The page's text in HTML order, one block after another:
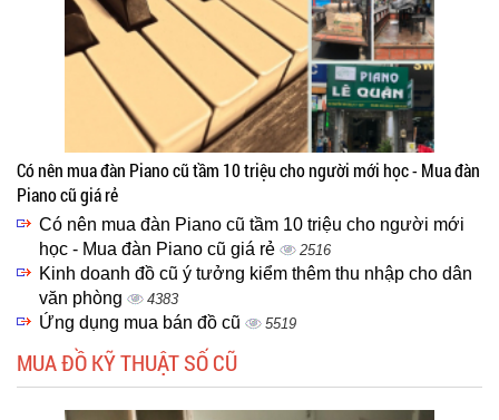
Có nên mua đàn Piano cũ tầm 10 triệu cho người mới học - Mua đàn
Piano cũ giá rẻ
Có nên mua đàn Piano cũ tầm 10 triệu cho người mới
học - Mua đàn Piano cũ giá rẻ
2516
Kinh doanh đồ cũ ý tưởng kiểm thêm thu nhập cho dân
văn phòng
4383
Ứng dụng mua bán đồ cũ 5519
MUA ĐỒ KỸ THUẬT SỐ CŨ